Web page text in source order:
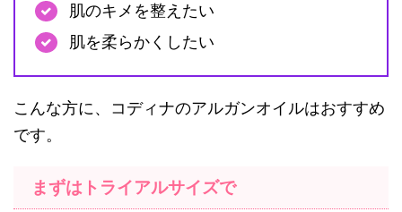
肌のキメを整えたい
肌を柔らかくしたい
こんな方に、コディナのアルガンオイルはおすすめ
です。
まずはトライアルサイズで